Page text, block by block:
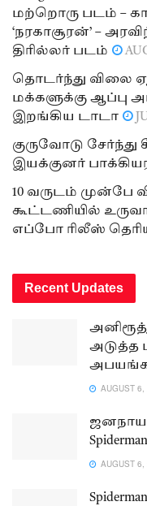
மற்றொரு படம் –
‘நரகாசூரன்’ –
திரில்லர் படம்
தொடர்ந்து விலை
மக்களுக்கு ஆப்பு
இறங்கிய டாடா
குருவோடு
இயக்குனர்
10 வருடம் முன்பே
கூட்டணியில்
எப்போ ரிலீஸ்
Recent Updates
அடுத்த
AUGUST 6,
AUGUST 6,